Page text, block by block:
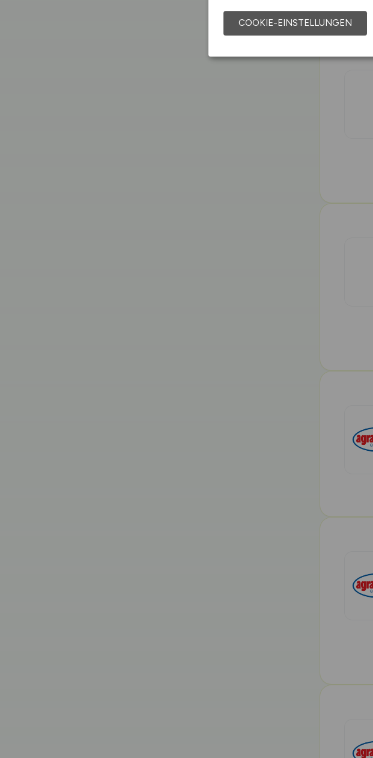
COOKIE-EINSTELLUNGEN